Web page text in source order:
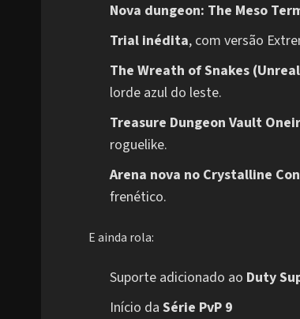
Nova dungeon: The Meso
Trial inédita, com versão
The Wreath of Snakes
lorde azul do leste.
Treasure Dungeon Vault
roguelike.
Arena nova no Crystalline
frenético.
E ainda rola:
Suporte adicionado ao Duty
Início da Série PvP 9